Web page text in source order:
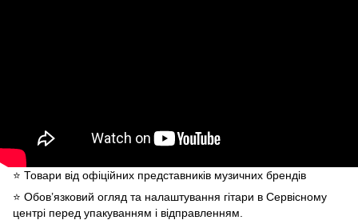
⭐️ Товари від офіційних представників музичних брендів
⭐️ Обов’язковий огляд та налаштування гітари в Сервісному
центрі перед упакуванням і відправленням.